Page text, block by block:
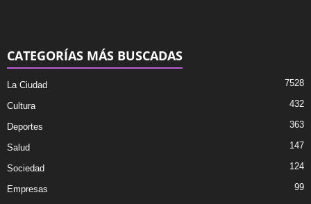
CATEGORÍAS MÁS BUSCADAS
La Ciudad 7528
Cultura 432
Deportes 363
Salud 147
Sociedad 124
Empresas
99